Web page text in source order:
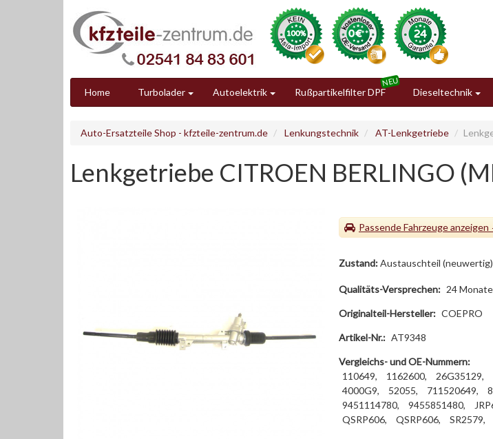
Home Turbolader Autoelektrik Rußpartikelfilter DPF Dieseltechnik
Auto-Ersatzteile Shop - kfzteile-zentrum.de Lenkungstechnik AT-Lenkgetriebe
Lenkgetriebe CITROEN BERLINGO
Passende Fahrzeuge
Zustand:Austauschteil (neuwertig)
Qualitäts-Versprechen: 24
Originalteil-Hersteller: COEPRO
Artikel-Nr.: AT9348
Vergleichs- und OE-Nummern:
110649,
1162600, 26G35129,
4000G9,
52055, 711520649,
9451114780,
9455851480,
QSRP606,
QSRP606, SR2579,